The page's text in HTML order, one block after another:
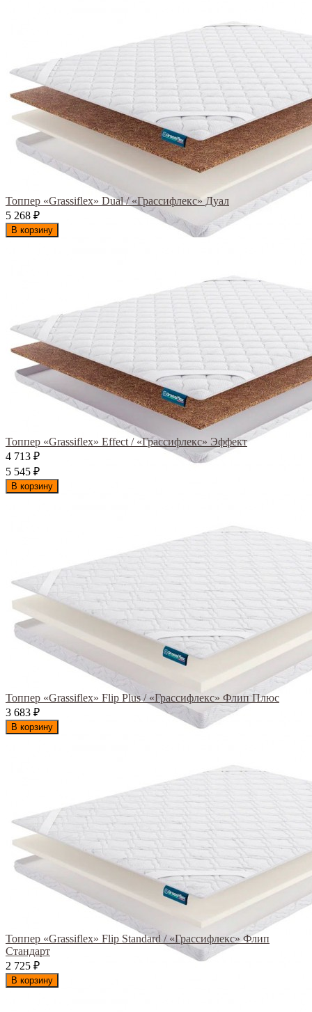
Топпер «Grassiflex» Dual / «Грассифлекс» Дуал
5 268 ₽
В корзину
Топпер «Grassiflex» Effect / «Грассифлекс» Эффект
4 713 ₽
5 545 ₽
В корзину
Топпер «Grassiflex» Flip Plus / «Грассифлекс» Флип Плюс
3 683 ₽
В корзину
Топпер «Grassiflex» Flip Standard / «Грассифлекс» Флип
Стандарт
2 725 ₽
В корзину